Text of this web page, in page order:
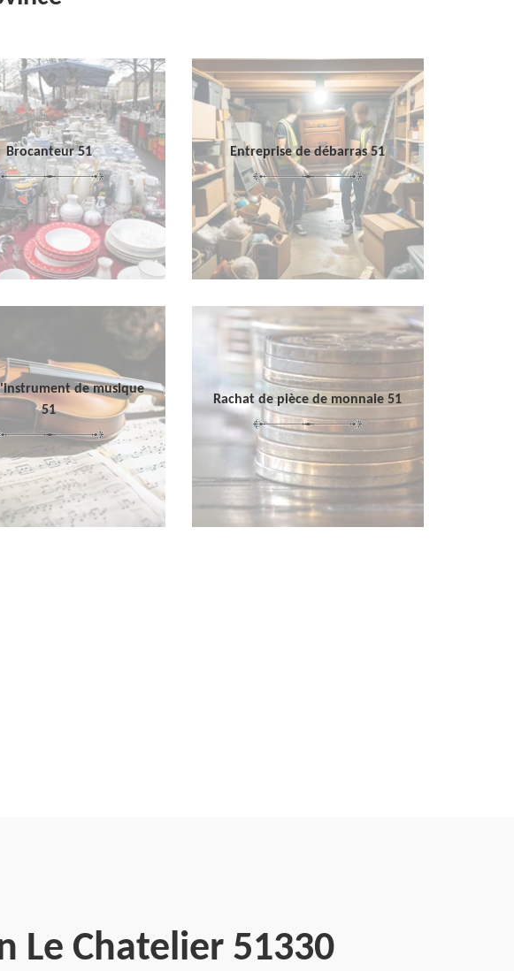
Brocanteur 51 Entreprise de débarras 51
de musique
51
Rachat de pièce de monnaie 51
Le Chatelier 51330